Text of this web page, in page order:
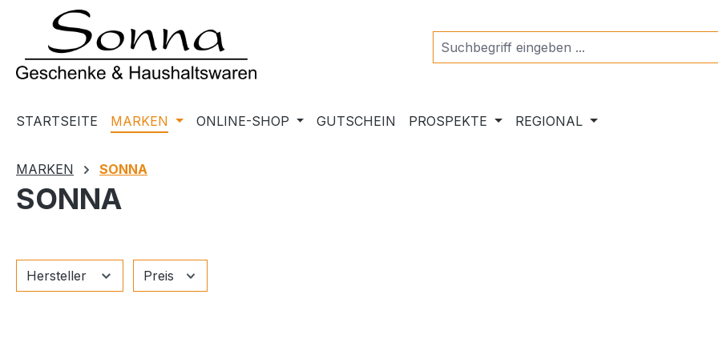
Hauptinhalt springen
Zur Suche springen
Zur Hauptnavigation springen
STARTSEITE MARKEN ONLINE-SHOP GUTSCHEIN PROSPEKTE REGIONAL
MARKEN SONNA
SONNA
Hersteller Preis